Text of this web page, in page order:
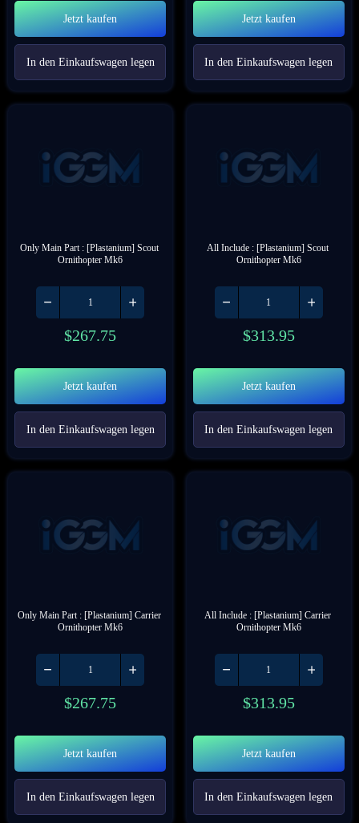
Jetzt kaufen
In den Einkaufswagen legen
Jetzt kaufen
In den Einkaufswagen legen
Only Main Part : [Plastanium] Scout
Ornithopter Mk6
$267.75
Jetzt kaufen
In den Einkaufswagen legen
All Include : [Plastanium] Scout
Ornithopter Mk6
$313.95
Jetzt kaufen
In den Einkaufswagen legen
Only Main Part : [Plastanium] Carrier
Ornithopter Mk6
$267.75
Jetzt kaufen
In den Einkaufswagen legen
All Include : [Plastanium] Carrier
Ornithopter Mk6
$313.95
Jetzt kaufen
In den Einkaufswagen legen